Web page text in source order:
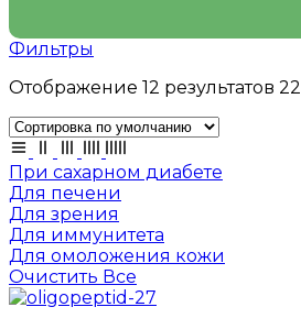
Фильтры
Отображение 12 результатов 22
При сахарном диабете
Для печени
Для зрения
Для иммунитета
Для омоложения кожи
Очистить Все